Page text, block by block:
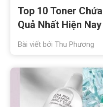
Top 10 Toner
Quả Nhất Hiện Nay
Bài viết bởiThu Phương